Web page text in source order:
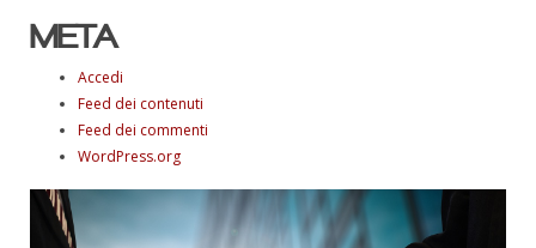
META
Accedi
Feed dei contenuti
Feed dei commenti
WordPress.org